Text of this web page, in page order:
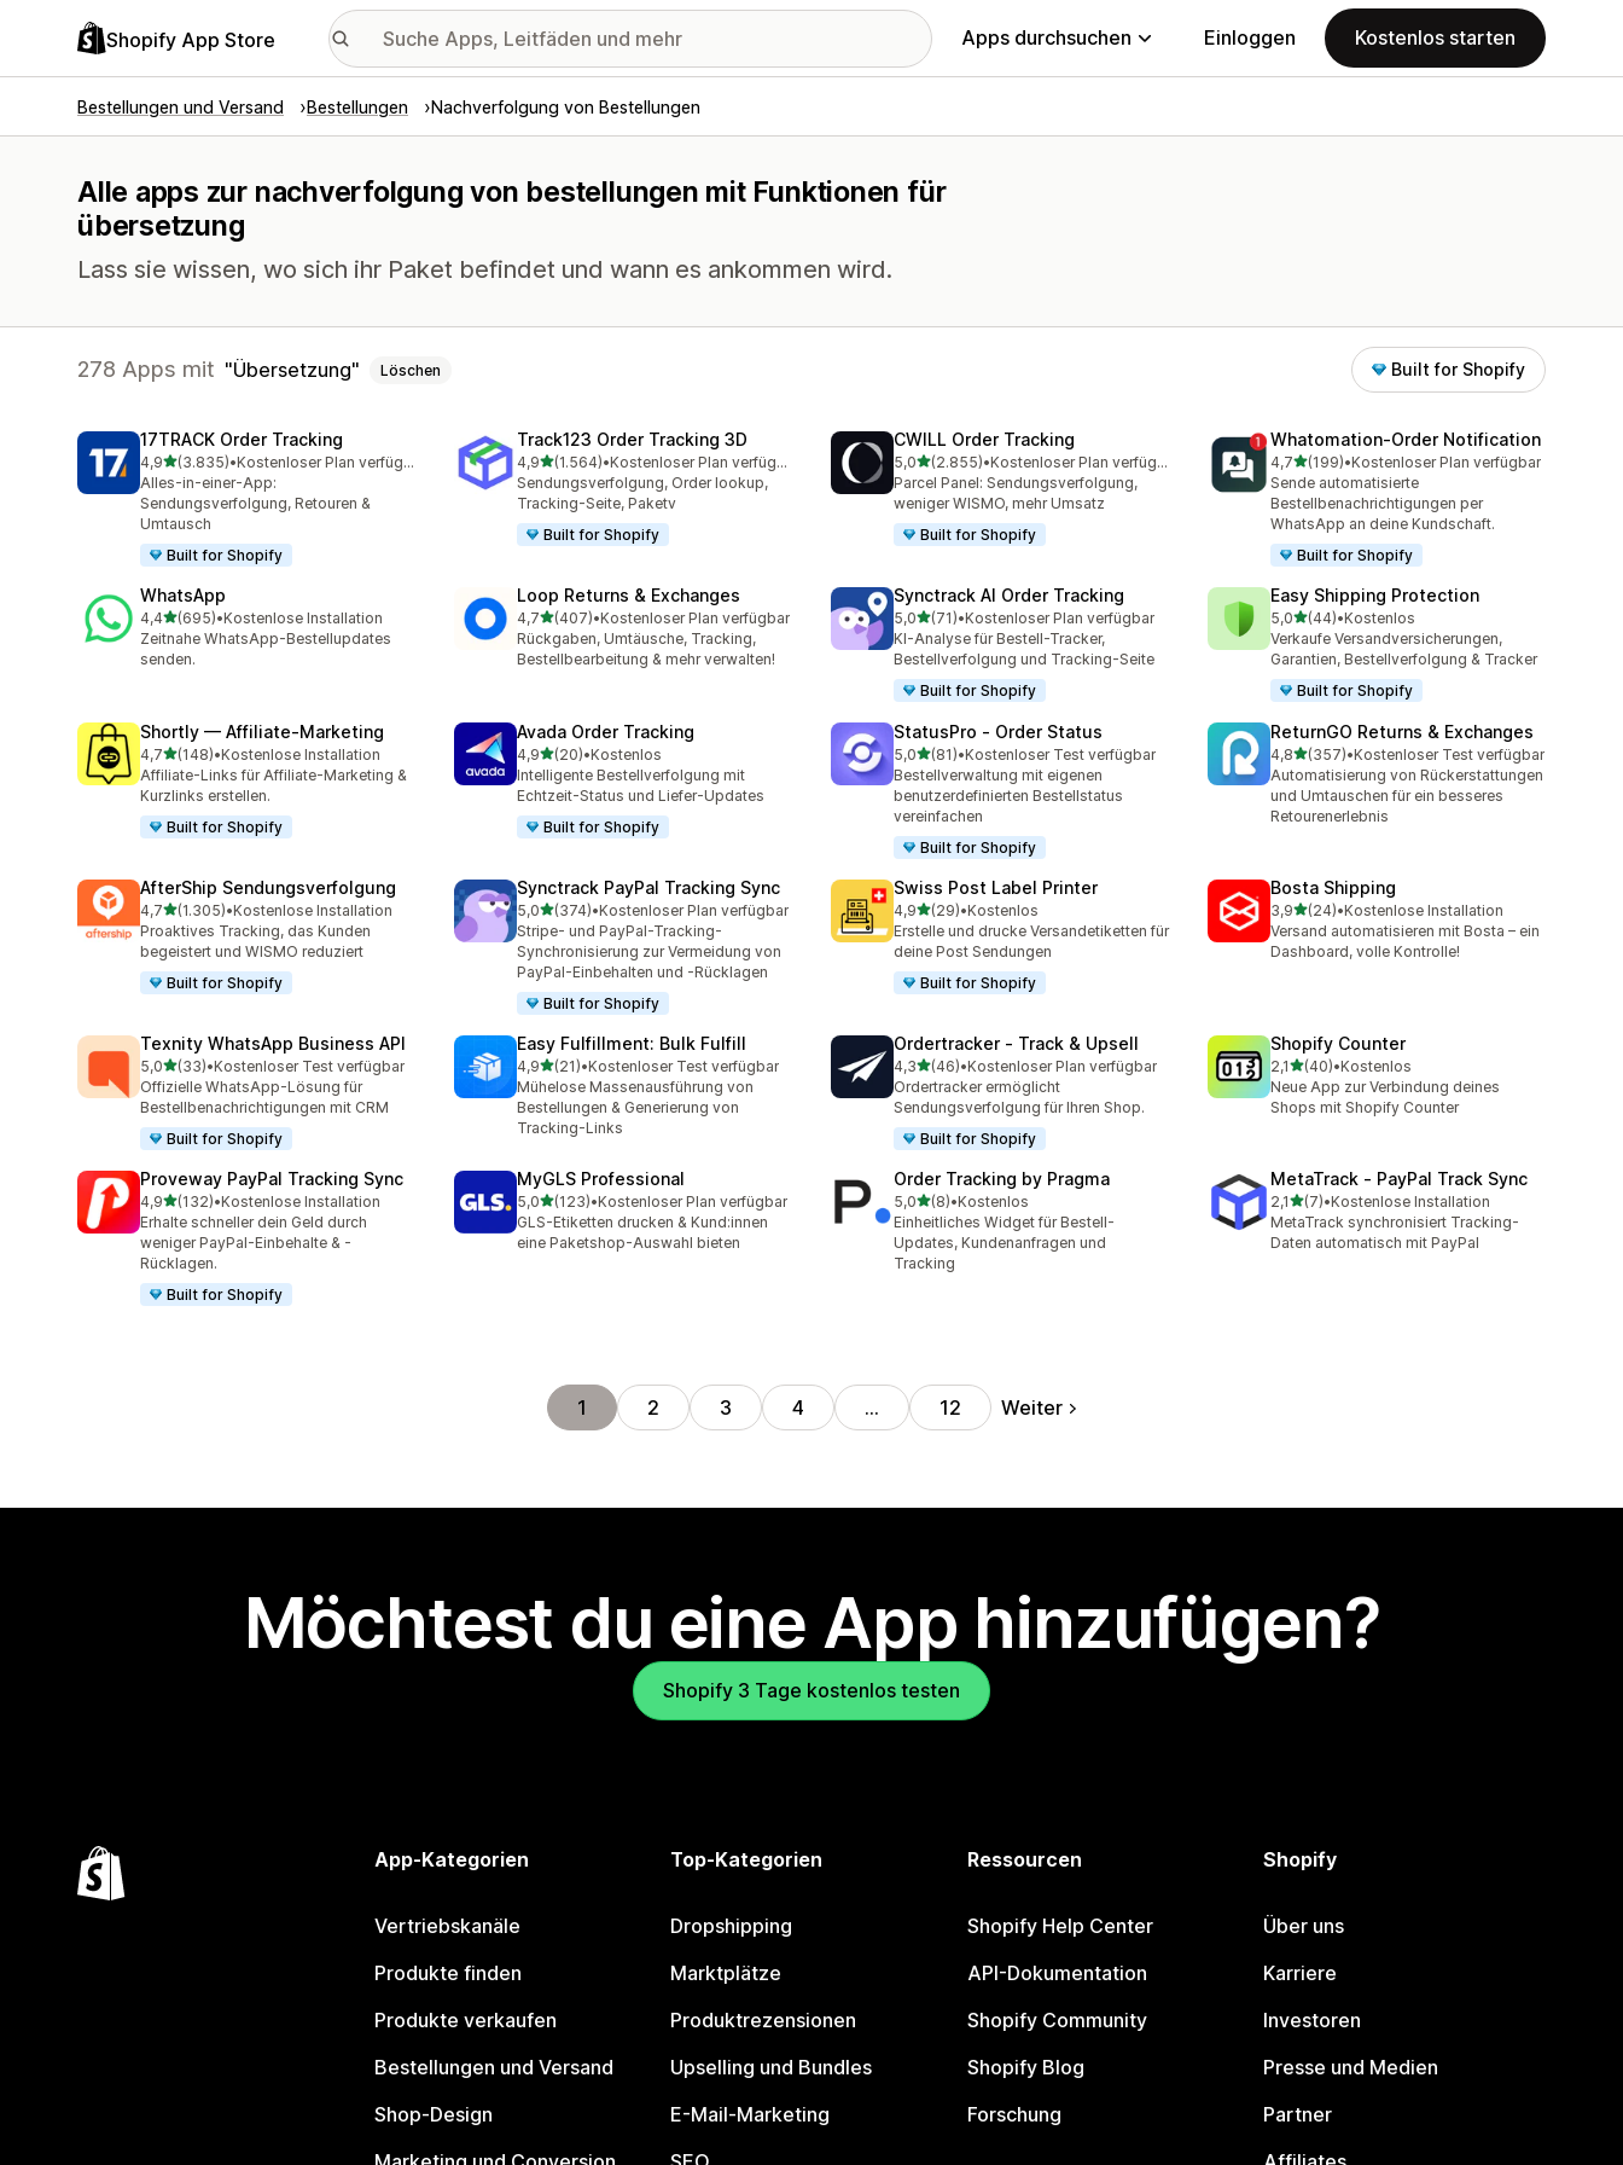
Shopify App Store Apps durchsuchen Einloggen Kostenlos starten
Bestellungen und Versand Bestellungen Nachverfolgung von Bestellungen
Alle apps zur nachverfolgung von bestellungen mit Funktionen für
übersetzung
Lass sie wissen, wo sich ihr Paket befindet und wann es ankommen wird.
278 Apps mit Übersetzung Löschen Built for Shopify
17TRACK Order Tracking
4,9von 5 Sternen
(3.835)
3835 Rezensionen insgesamt
•
Kostenloser Plan verfügbar
Alles-in-einer-App:
Sendungsverfolgung, Retouren &
Umtausch
Built for Shopify
Track123 Order Tracking 3D
4,9von 5 Sternen
(1.564)
1564 Rezensionen insgesamt
•
Kostenloser Plan verfügbar
Sendungsverfolgung, Order lookup,
Tracking-Seite, Paketv
Built for Shopify
CWILL Order Tracking
5,0von 5 Sternen
(2.855)
2855 Rezensionen insgesamt
•
Kostenloser Plan verfügbar
Parcel Panel: Sendungsverfolgung,
weniger WISMO, mehr Umsatz
Built for Shopify
Whatomation‑Order Notification
4,7von 5 Sternen
(199)
199 Rezensionen insgesamt
•Kostenloser Plan verfügbar
Sende automatisierte
Bestellbenachrichtigungen per
WhatsApp an deine Kundschaft.
Built for Shopify
WhatsApp
4,4von 5 Sternen
(695)
695 Rezensionen insgesamt
•Kostenlose Installation
Zeitnahe WhatsApp-Bestellupdates
senden.
Loop Returns & Exchanges
4,7von 5 Sternen
(407)
407 Rezensionen insgesamt
•Kostenloser Plan verfügbar
Rückgaben, Umtäusche, Tracking,
Bestellbearbeitung & mehr verwalten!
Synctrack AI Order Tracking
5,0von 5 Sternen
(71)
71 Rezensionen insgesamt
•Kostenloser Plan verfügbar
KI-Analyse für Bestell-Tracker,
Bestellverfolgung und Tracking-Seite
Built for Shopify
Easy Shipping Protection
5,0von 5 Sternen
(44)
44 Rezensionen insgesamt
•Kostenlos
Verkaufe Versandversicherungen,
Garantien, Bestellverfolgung & Tracker
Built for Shopify
Shortly — Affiliate‑Marketing
4,7von 5 Sternen
(148)
148 Rezensionen insgesamt
•Kostenlose Installation
Affiliate-Links für Affiliate-Marketing &
Kurzlinks erstellen.
Built for Shopify
Avada Order Tracking
4,9von 5 Sternen
(20)
20 Rezensionen insgesamt
•Kostenlos
Intelligente Bestellverfolgung mit
Echtzeit-Status und Liefer-Updates
Built for Shopify
StatusPro ‑ Order Status
5,0von 5 Sternen
(81)
81 Rezensionen insgesamt
•Kostenloser Test verfügbar
Bestellverwaltung mit eigenen
benutzerdefinierten Bestellstatus
vereinfachen
Built for Shopify
ReturnGO Returns & Exchanges
4,8von 5 Sternen
(357)
357 Rezensionen insgesamt
•Kostenloser Test verfügbar
Automatisierung von Rückerstattungen
und Umtauschen für ein besseres
Retourenerlebnis
AfterShip Sendungsverfolgung
4,7von 5 Sternen
(1.305)
1305 Rezensionen insgesamt
•Kostenlose Installation
Proaktives Tracking, das Kunden
begeistert und WISMO reduziert
Built for Shopify
Synctrack PayPal Tracking Sync
5,0von 5 Sternen
(374)
374 Rezensionen insgesamt
•Kostenloser Plan verfügbar
Stripe- und PayPal-Tracking-
Synchronisierung zur Vermeidung von
PayPal-Einbehalten und -Rücklagen
Built for Shopify
Swiss Post Label Printer
4,9von 5 Sternen
(29)
29 Rezensionen insgesamt
•Kostenlos
Erstelle und drucke Versandetiketten für
deine Post Sendungen
Built for Shopify
Bosta Shipping
3,9von 5 Sternen
(24)
24 Rezensionen insgesamt
•Kostenlose Installation
Versand automatisieren mit Bosta – ein
Dashboard, volle Kontrolle!
Texnity WhatsApp Business API
5,0von 5 Sternen
(33)
33 Rezensionen insgesamt
•Kostenloser Test verfügbar
Offizielle WhatsApp-Lösung für
Bestellbenachrichtigungen mit CRM
Built for Shopify
Easy Fulfillment: Bulk Fulfill
4,9von 5 Sternen
(21)
21 Rezensionen insgesamt
•Kostenloser Test verfügbar
Mühelose Massenausführung von
Bestellungen & Generierung von
Tracking-Links
Ordertracker ‑ Track & Upsell
4,3von 5 Sternen
(46)
46 Rezensionen insgesamt
•Kostenloser Plan verfügbar
Ordertracker ermöglicht
Sendungsverfolgung für Ihren Shop.
Built for Shopify
Shopify Counter
2,1von 5 Sternen
(40)
40 Rezensionen insgesamt
•Kostenlos
Neue App zur Verbindung deines
Shops mit Shopify Counter
Proveway PayPal Tracking Sync
4,9von 5 Sternen
(132)
132 Rezensionen insgesamt
•Kostenlose Installation
Erhalte schneller dein Geld durch
weniger PayPal-Einbehalte & -
Rücklagen.
Built for Shopify
MyGLS Professional
5,0von 5 Sternen
(123)
123 Rezensionen insgesamt
•Kostenloser Plan verfügbar
GLS-Etiketten drucken & Kund:innen
eine Paketshop-Auswahl bieten
Order Tracking by Pragma
5,0von 5 Sternen
(8)
8 Rezensionen insgesamt
•Kostenlos
Einheitliches Widget für Bestell-
Updates, Kundenanfragen und
Tracking
MetaTrack ‑ PayPal Track Sync
2,1von 5 Sternen
(7)
7 Rezensionen insgesamt
•Kostenlose Installation
MetaTrack synchronisiert Tracking-
Daten automatisch mit PayPal
1 2 3 4 … 12 Weiter
Möchtest du eine App hinzufügen?
Shopify 3 Tage kostenlos testen
App-Kategorien
Vertriebskanäle
Produkte finden
Produkte verkaufen
Bestellungen und Versand
Shop-Design
Top-Kategorien
Dropshipping
Marktplätze
Produktrezensionen
Upselling und Bundles
E-Mail-Marketing
Ressourcen
Shopify Help Center
API-Dokumentation
Shopify Community
Shopify Blog
Forschung
Shopify
Über uns
Karriere
Investoren
Presse und Medien
Partner